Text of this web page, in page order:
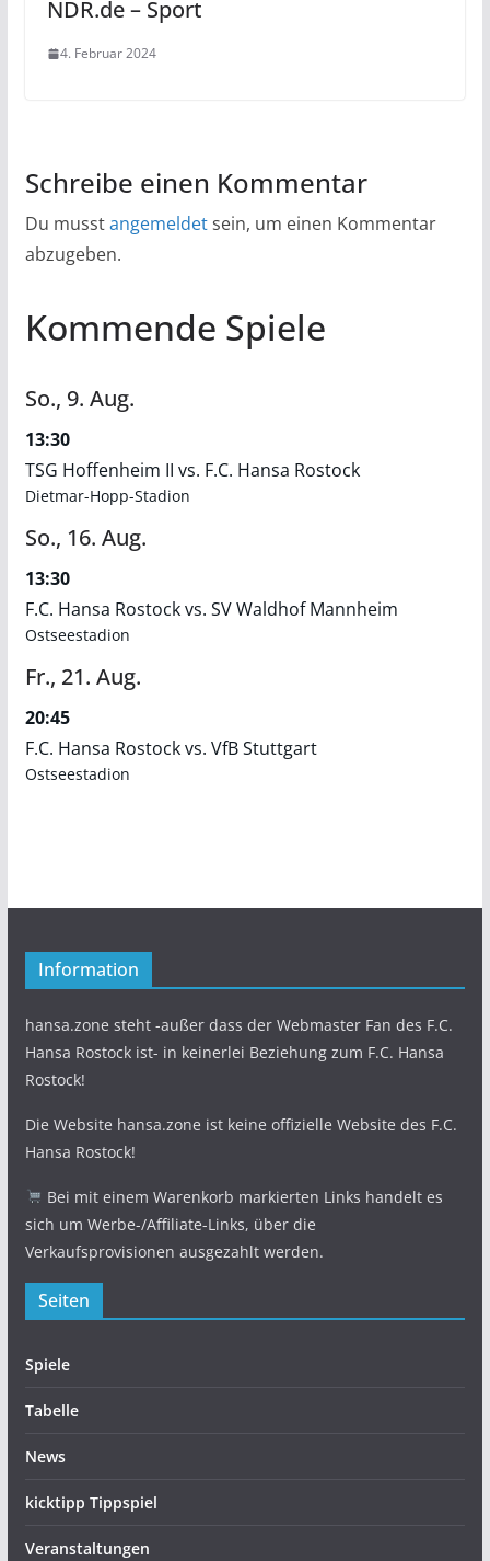
NDR.de – Sport
4. Februar 2024
Schreibe einen Kommentar
Du musstangemeldetsein, um einen Kommentar
abzugeben.
Kommende Spiele
So., 9. Aug.
13:30
TSG Hoffenheim II vs. F.C. Hansa Rostock
Dietmar-Hopp-Stadion
So., 16. Aug.
13:30
F.C. Hansa Rostock vs. SV Waldhof Mannheim
Ostseestadion
Fr., 21. Aug.
20:45
F.C. Hansa Rostock vs. VfB Stuttgart
Ostseestadion
Information
hansa.zone steht -außer dass der Webmaster Fan des F.C.
Hansa Rostock ist- in keinerlei Beziehung zum F.C. Hansa
Rostock!
Die Website hansa.zone ist keine offizielle Website des F.C.
Hansa Rostock!
Bei mit einem Warenkorb markierten Links handelt es
sich um Werbe-/Affiliate-Links, über die
Verkaufsprovisionen ausgezahlt werden.
Seiten
Spiele
Tabelle
News
kicktipp Tippspiel
Veranstaltungen